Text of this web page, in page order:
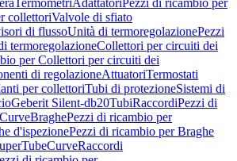
TermometriAdattatoriPezzi di ricambio per
collettoriValvole di sfiato
di flussoUnità di termoregolazionePezzi
termoregolazioneCollettori per circuiti dei
per Collettori per circuiti dei
di regolazioneAttuatoriTermostati
per collettoriTubi di protezioneSistemi di
Geberit Silent-db20TubiRaccordiPezzi di
CurveBraghePezzi di ricambio per
d'ispezionePezzi di ricambio per Braghe
CurveRaccordi